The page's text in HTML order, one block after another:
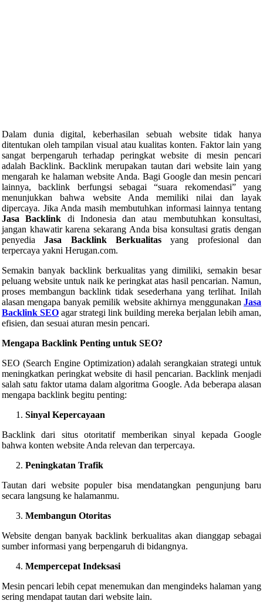
Dalam dunia digital, keberhasilan sebuah website tidak hanya
ditentukan oleh tampilan visual atau kualitas konten. Faktor lain yang
sangat berpengaruh terhadap peringkat website di mesin pencari
adalah Backlink. Backlink merupakan tautan dari website lain yang
mengarah ke halaman website Anda. Bagi Google dan mesin pencari
lainnya, backlink berfungsi sebagai “suara rekomendasi” yang
menunjukkan bahwa website Anda memiliki nilai dan layak
dipercaya. Jika Anda masih membutuhkan informasi lainnya tentang
Jasa Backlink di Indonesia dan atau membutuhkan konsultasi,
jangan khawatir karena sekarang Anda bisa konsultasi gratis dengan
penyediaJasa Backlink Berkualitas yang profesional dan
terpercaya yakni Herugan.com.
Semakin banyak backlink berkualitas yang dimiliki, semakin besar
peluang website untuk naik ke peringkat atas hasil pencarian. Namun,
proses membangun backlink tidak sesederhana yang terlihat. Inilah
alasan mengapa banyak pemilik website akhirnya menggunakan Jasa
Backlink SEO agar strategi link building mereka berjalan lebih aman,
efisien, dan sesuai aturan mesin pencari.
Mengapa Backlink Penting untuk SEO?
SEO (Search Engine Optimization) adalah serangkaian strategi untuk
meningkatkan peringkat website di hasil pencarian. Backlink menjadi
salah satu faktor utama dalam algoritma Google. Ada beberapa alasan
mengapa backlink begitu penting:
Sinyal Kepercayaan
Backlink dari situs otoritatif memberikan sinyal kepada Google
bahwa konten website Anda relevan dan terpercaya.
Peningkatan Trafik
Tautan dari website populer bisa mendatangkan pengunjung baru
secara langsung ke halamanmu.
Membangun Otoritas
Website dengan banyak backlink berkualitas akan dianggap sebagai
sumber informasi yang berpengaruh di bidangnya.
Mempercepat Indeksasi
Mesin pencari lebih cepat menemukan dan mengindeks halaman yang
sering mendapat tautan dari website lain.